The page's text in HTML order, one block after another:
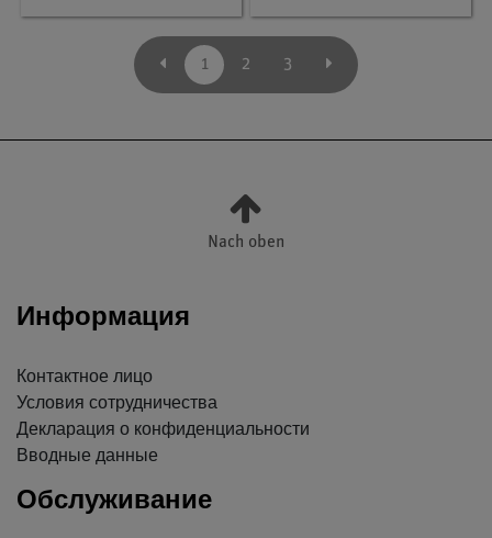
1 2 3
Nach oben
Информация
Контактное лицо
Условия сотрудничества
Декларация о конфиденциальности
Вводные данные
Обслуживание